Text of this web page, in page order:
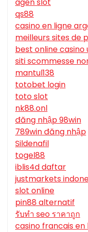
qs88
casino en ligne
meilleurs sites de
best online
siti scommesse
mantul138
totobet login
toto slot
nk88.onl
đăng nhập 98win
789win đăng nhập
Sildenafil
togel88
iblis4d daftar
justmarkets
slot online
pin88 alternatif
รับทํา seo ราคาถูก
casino francais en